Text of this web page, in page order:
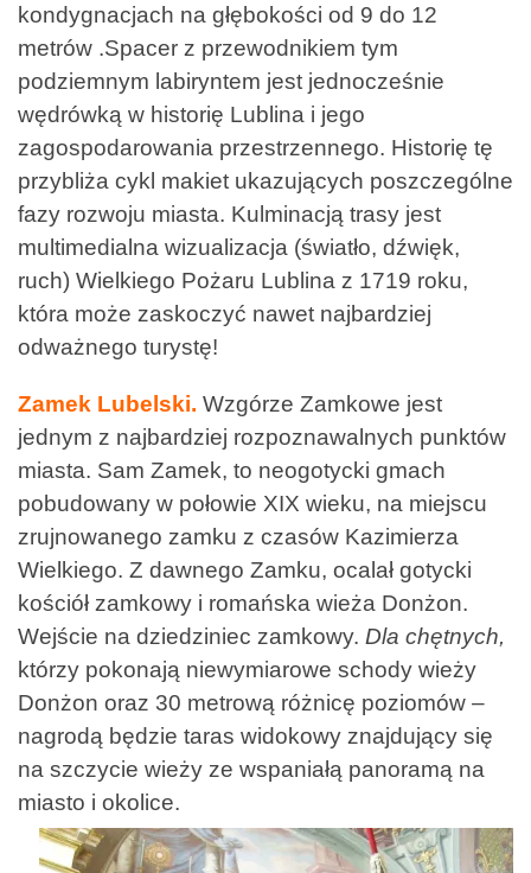
kondygnacjach na głębokości od 9 do 12
metrów .Spacer z przewodnikiem tym
podziemnym labiryntem jest jednocześnie
wędrówką w historię Lublina i jego
zagospodarowania przestrzennego. Historię tę
przybliża cykl makiet ukazujących poszczególne
fazy rozwoju miasta. Kulminacją trasy jest
multimedialna wizualizacja (światło, dźwięk,
ruch) Wielkiego Pożaru Lublina z 1719 roku,
która może zaskoczyć nawet najbardziej
odważnego turystę!
Zamek Lubelski. Wzgórze Zamkowe jest
jednym z najbardziej rozpoznawalnych punktów
miasta. Sam Zamek, to neogotycki gmach
pobudowany w połowie XIX wieku, na miejscu
zrujnowanego zamku z czasów Kazimierza
Wielkiego. Z dawnego Zamku, ocalał gotycki
kościół zamkowy i romańska wieża Donżon.
Wejście na dziedziniec zamkowy. Dla chętnych,
którzy pokonają niewymiarowe schody wieży
Donżon oraz 30 metrową różnicę poziomów –
nagrodą będzie taras widokowy znajdujący się
na szczycie wieży ze wspaniałą panoramą na
miasto i okolice.